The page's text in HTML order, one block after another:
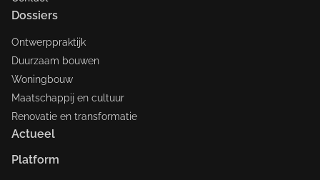
Dossiers
Ontwerppraktijk
Duurzaam bouwen
Woningbouw
Maatschappij en cultuur
Renovatie en transformatie
Actueel
Platform